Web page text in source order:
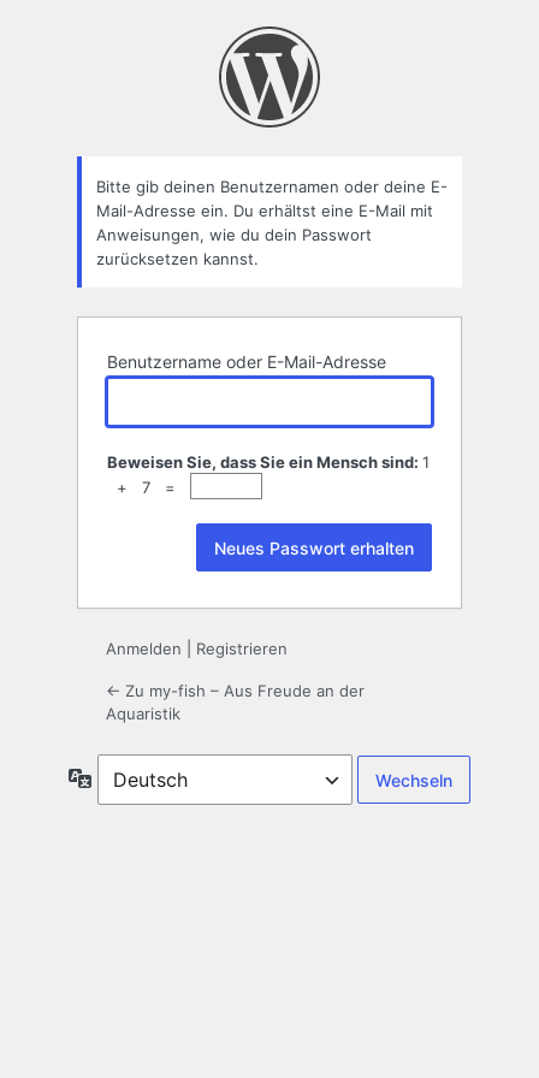
Bitte gib deinen Benutzernamen oder deine E-
Mail-Adresse ein. Du erhältst eine E-Mail mit
Anweisungen, wie du dein Passwort
zurücksetzen kannst.
Benutzername oder E-Mail-Adresse
Beweisen Sie, dass Sie ein Mensch sind: 1
+ 7 =
Anmelden Registrieren
← Zu my-fish – Aus Freude an der
Aquaristik
Sprache